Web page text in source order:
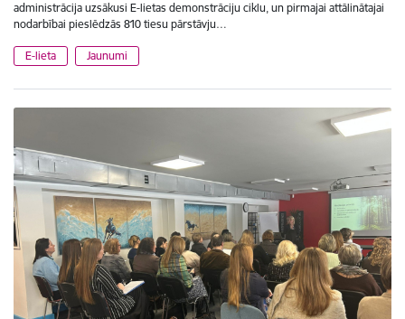
administrācija uzsākusi E-lietas demonstrāciju ciklu, un pirmajai attālinātajai
nodarbībai pieslēdzās 810 tiesu pārstāvju…
E-lieta Jaunumi